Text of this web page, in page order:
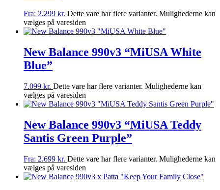
Fra: 2.299 kr. Dette vare har flere varianter. Mulighederne kan
vælges på varesiden
New Balance 990v3 “MiUSA White
Blue”
7.099 kr. Dette vare har flere varianter. Mulighederne kan
vælges på varesiden
New Balance 990v3 “MiUSA Teddy
Santis Green Purple”
Fra: 2.699 kr. Dette vare har flere varianter. Mulighederne kan
vælges på varesiden